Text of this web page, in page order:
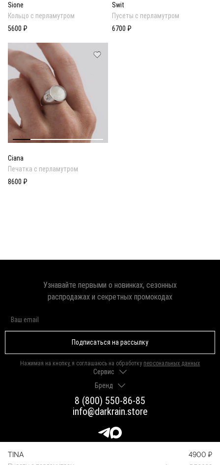
Sione
Кольцо с перламутром
5600 ₽
Swit
Пусеты с перламутром
6700 ₽
Ciana
Печатка с перламутром
8600 ₽
TINA 4900 ₽
8 (800) 550-86-85
info@darkrain.store
Сервис
Доставка и оплата
Гарантии и возврат
Как выбрать размер
Уход за украшениями
Яндекс Пэй
Долями
Бренд
О нас
Программа лояльности
Магазины
Узнавайте первыми о новинках, сезонных
распродажах и секретных промокодах
Подписаться на рассылку
Нажимая на кнопку, я соглашаюсь на обработку персональных данных